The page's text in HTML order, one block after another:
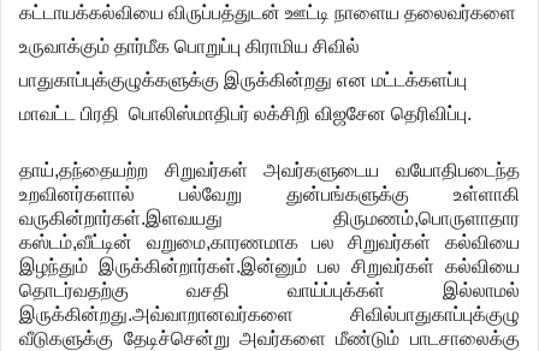
கட்டாயக்கல்வியை விருப்பத்துடன் ஊட்டி நாளைய தலைவர்களை
உருவாக்கும் தார்மீக பொறுப்பு கிராமிய சிவில்
பாதுகாப்புக்குழுக்களுக்கு இருக்கின்றது என மட்டக்களப்பு
மாவட்ட
பிரதி பொலிஸ்மாதிபர் லக்சிறி விஜசேன தெரிவிப்பு.
தாய்,தந்தையற்ற சிறுவர்கள் அவர்களுடைய
வயோதிபடைந்த
உறவினர்களால்
பல்வேறு துன்பங்களுக்கு
உள்ளாகி
வருகின்றார்கள்.இளவயது திருமணம்,பொருளாதார
கஸ்டம்,வீட்டின் வறுமை,காரணமாக பல சிறுவர்கள்
கல்வியை
இழந்தும் இருக்கின்றார்கள்.இன்னும் பல சிறுவர்கள் கல்வியை
தொடர்வதற்கு
வசதி வாய்ப்புக்கள்
இல்லாமல்
இருக்கின்றது.அவ்வாறானவர்களை
சிவில்பாதுகாப்புக்குழு
வீடுகளுக்கு தேடிச்சென்று அவர்களை மீண்டும் பாடசாலைக்கு